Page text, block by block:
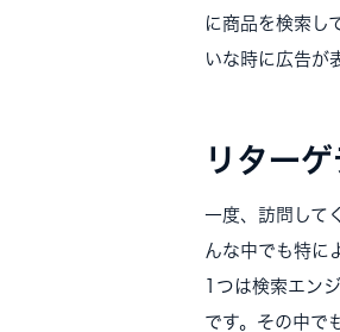
に商品を検索し
いな時に広告が
リター
一度、訪問して
んな中でも特に
1つは検索エン
です。その中で